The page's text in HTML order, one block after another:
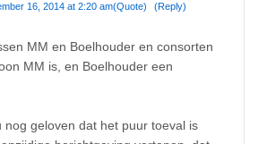
16, 2014 at 2:20 am(Quote) (Reply)
MM en Boelhouder en consorten
MM is, en Boelhouder een
nog geloven dat het puur toeval is